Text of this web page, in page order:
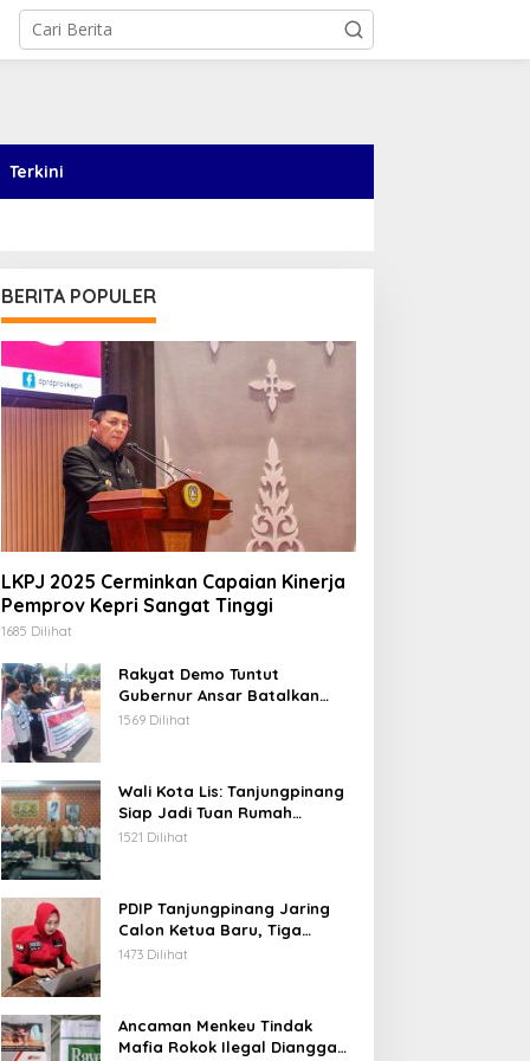
Terkini
BERITA POPULER
LKPJ 2025 Cerminkan Capaian Kinerja
Pemprov Kepri Sangat Tinggi
1685 Dilihat
Rakyat Demo Tuntut
Gubernur Ansar Batalkan
Lelang Kawasan Gurindam 12
1569 Dilihat
Wali Kota Lis: Tanjungpinang
Siap Jadi Tuan Rumah
Porprov Kepri VI 2026
1521 Dilihat
PDIP Tanjungpinang Jaring
Calon Ketua Baru, Tiga
Kandidat Jalani Psikotest
1473 Dilihat
Ancaman Menkeu Tindak
Mafia Rokok Ilegal Dianggap